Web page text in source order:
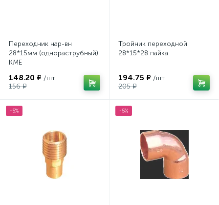
Переходник нар-вн
28*15мм (однораструбный)
КМЕ
148.20 ₽ /шт
156 ₽
Тройник переходной
28*15*28 пайка
194.75 ₽ /шт
205 ₽
-5% -5%